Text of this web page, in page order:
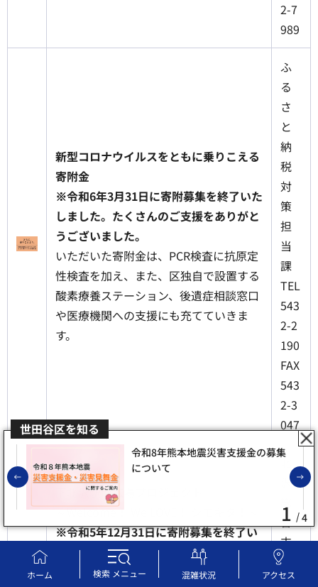
ホーム 検索メニュー 混雑状況 アクセス
2-7
989
新型コロナウイルスをともに乗りこえる
寄附金
※令和6年3月31日に寄附募集を終了いた
しました。たくさんのご支援をありがと
うございました。
いただいた寄附金は、PCR検査に抗原定
性検査を加え、また、区独自で設置する
酸素療養ステーション、後遺症相談窓口
や医療機関への支援にも充てていきま
す。
ふ
る
さ
と
納
税
対
策
担
当
課
TEL
543
2-2
190
FAX
543
2-3
047
下北沢駅前広場プロジェクト
～Welcome！ We LOVE！ シモキタ！～
※令和5年12月31日に寄附募集を終了い
たしました。たくさんのご支援をありが
とうございました。
北
沢
合
支
所
拠
世田谷区を知る
前のスライドを表示
1 4
令和8年熊本地震災害支援金の募集
について